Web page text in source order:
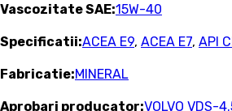
Vascozitate SAE:15W-40
Specificatii:ACEA E9, ACEA E7, API
Fabricatie:MINERAL
Aprobari producator:VOLVO VDS-